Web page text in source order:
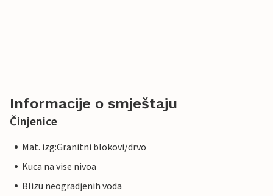
Informacije o smještaju
Činjenice
Mat. izg:Granitni blokovi/drvo
Kuca na vise nivoa
Blizu neogradjenih voda